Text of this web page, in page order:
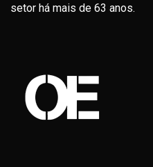
setor há mais de 63 anos.